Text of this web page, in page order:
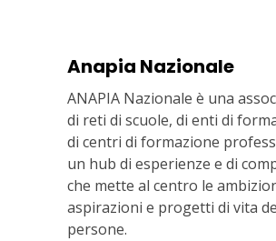
Anapia Nazionale
ANAPIA Nazionale è una
di reti di scuole, di enti di
di centri di formazione
un hub di esperienze e di
che mette al centro le
aspirazioni e progetti di vita
persone.